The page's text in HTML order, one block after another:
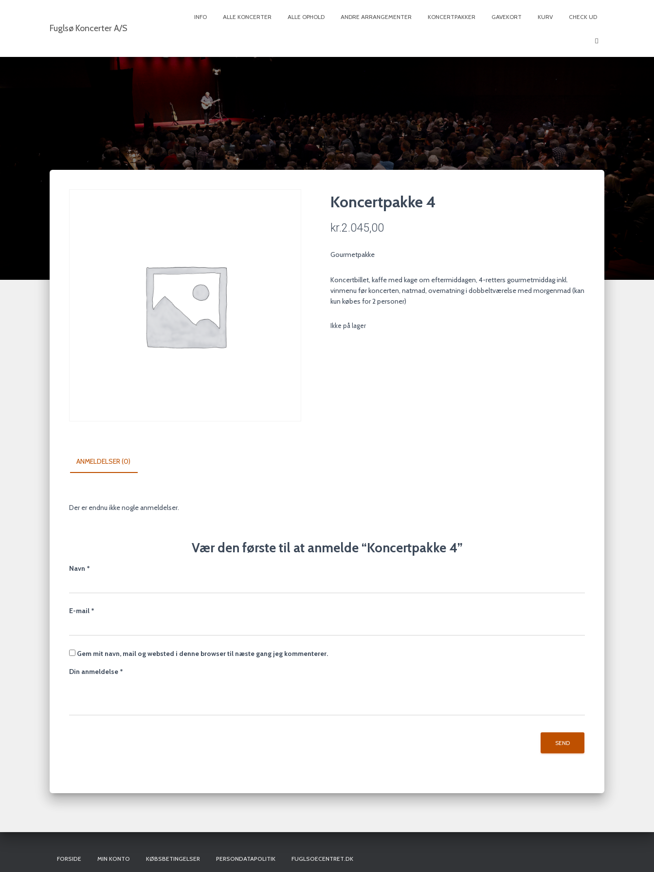
Fuglsø Koncerter A/S
INFO ALLE KONCERTER ALLE OPHOLD ANDRE ARRANGEMENTER KONCERTPAKKER GAVEKORT KURV CHECK UD
Koncertpakke 4
kr.2.045,00
Gourmetpakke
Koncertbillet, kaffe med kage om eftermiddagen, 4-retters gourmetmiddag inkl.
vinmenu før koncerten, natmad, overnatning i dobbeltværelse med morgenmad (kan
kun købes for 2 personer)
Ikke på lager
ANMELDELSER (0)
Der er endnu ikke nogle anmeldelser.
Vær den første til at anmelde “Koncertpakke 4”
Navn *
E-mail *
Gem mit navn, mail og websted i denne browser til næste gang jeg kommenterer.
Din anmeldelse *
FORSIDE MIN KONTO KØBSBETINGELSER PERSONDATAPOLITIK FUGLSOECENTRET.DK